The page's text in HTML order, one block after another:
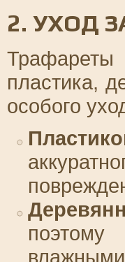
2. УХОД
Трафареты
пластика,
особого
влажными